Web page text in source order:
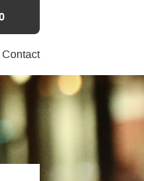
Contact